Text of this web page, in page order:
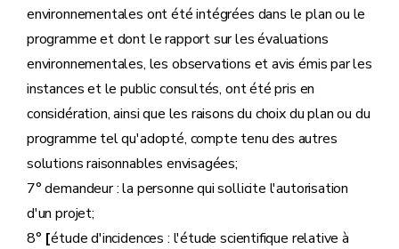
environnementales ont été intégrées dans le plan ou le
programme et dont le rapport sur les évaluations
environnementales, les observations et avis émis par les
instances et le public consultés, ont été pris en
considération, ainsi que les raisons du choix du plan ou du
programme tel qu'adopté, compte tenu des autres
solutions raisonnables envisagées;
7° demandeur : la personne qui sollicite l'autorisation
d'un projet;
8° [étude d'incidences : l'étude scientifique relative à